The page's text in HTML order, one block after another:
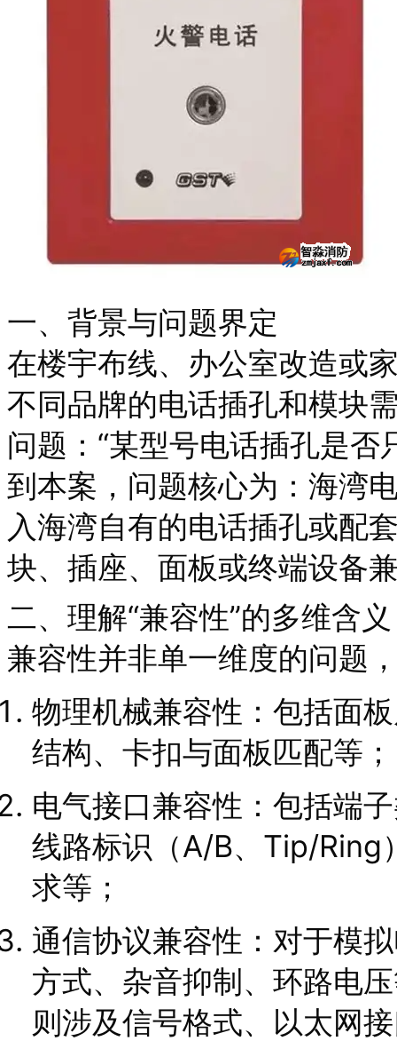
一、背景与问题界定
在楼宇布线、办公室改造或
不同品牌的电话插孔和模块
问题：“某型号电话插孔是
到本案，问题核心为：海湾
入海湾自有的电话插孔或配
块、插座、面板或终端设备
二、理解“兼容性”的多维含义
兼容性并非单一维度的问题
物理机械兼容性：包括面
结构、卡扣与面板匹配等；
电气接口兼容性：包括端
线路标识（A/B、Tip/Ring
求等；
通信协议兼容性：对于模
方式、杂音抑制、环路电
则涉及信号格式、以太网